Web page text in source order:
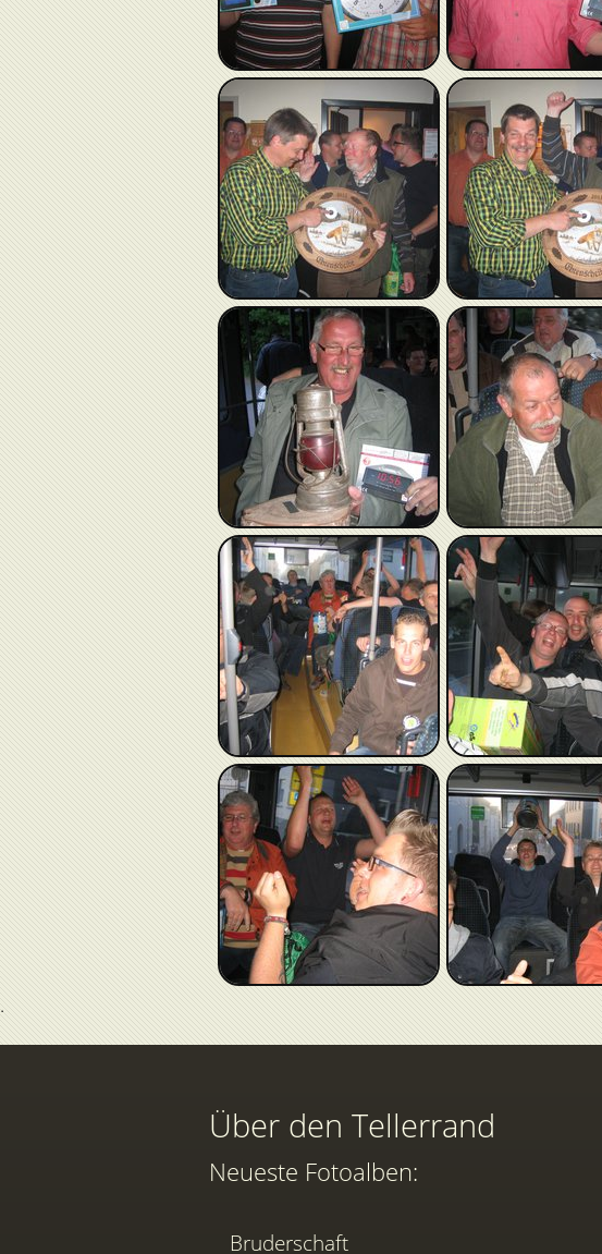
Über den Tellerrand
Neueste Fotoalben:
Bruderschaft